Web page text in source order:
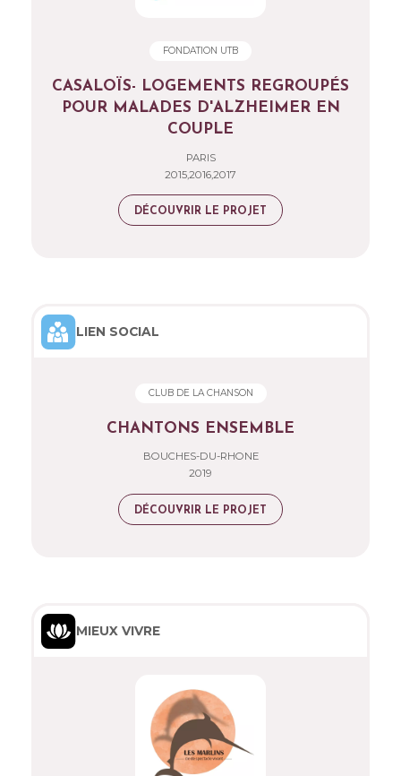
FONDATION UTB
CASALOÏS- LOGEMENTS REGROUPÉS
POUR MALADES D'ALZHEIMER EN
COUPLE
PARIS
2015,2016,2017
DÉCOUVRIR LE PROJET
LIEN SOCIAL
CLUB DE LA CHANSON
CHANTONS ENSEMBLE
BOUCHES-DU-RHONE
2019
DÉCOUVRIR LE PROJET
MIEUX VIVRE